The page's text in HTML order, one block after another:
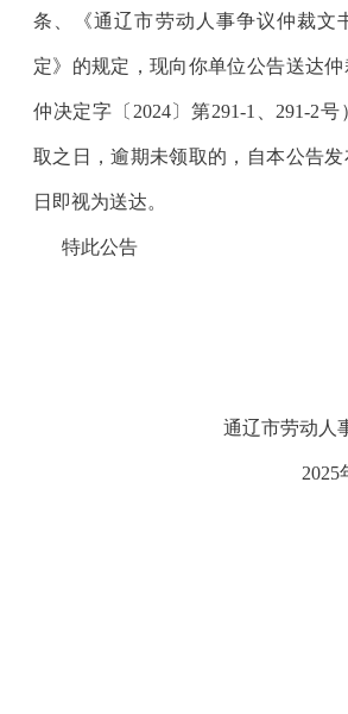
条、《通辽市劳动人事争议仲裁文
定》 的规定，现向你单位公告送达仲
仲决定字 〔 2024〕第291-1 291-2号
取之日，逾期未领取的，自本公告
日即视为送达。
特此公告
通辽市劳动人
2025